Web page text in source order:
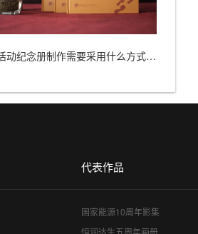
企业活动纪念册制作需要采用什么方式才好
代表作品
国家能源10周年影集
恒润达生五周年画册